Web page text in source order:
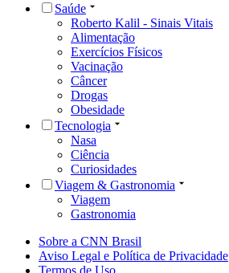
Saúde
Roberto Kalil - Sinais Vitais
Alimentação
Exercícios Físicos
Vacinação
Câncer
Drogas
Obesidade
Tecnologia
Nasa
Ciência
Curiosidades
Viagem & Gastronomia
Viagem
Gastronomia
Sobre a CNN Brasil
Aviso Legal e Política de Privacidade
Termos de Uso